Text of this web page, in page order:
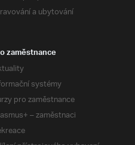
a ubytování
zaměstnance
systémy
pro zaměstnance
– zaměstnaci